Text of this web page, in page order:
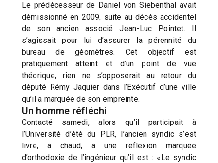
Le prédécesseur de Daniel von Siebenthal avait
démissionné en 2009, suite au décès accidentel
de son ancien associé Jean-Luc Pointet. Il
s’agissait pour lui d’assurer la pérennité du
bureau de géomètres. Cet objectif est
pratiquement atteint et d’un point de vue
théorique, rien ne s’opposerait au retour du
député Rémy Jaquier dans l’Exécutif d’une ville
qu’il a marquée de son empreinte.
Un homme réfléchi
Contacté samedi, alors qu’il participait à
l’Université d’été du PLR, l’ancien syndic s’est
livré, à chaud, à une réflexion marquée
d’orthodoxie de l’ingénieur qu’il est : «Le syndic